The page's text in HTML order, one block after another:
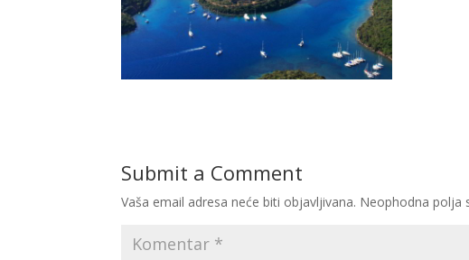
Submit a Comment
Vaša email adresa neće biti objavljivana. Neophodna polja